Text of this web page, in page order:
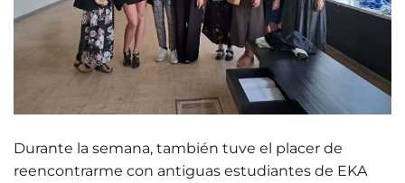
Durante la semana, también tuve el placer de
reencontrarme con antiguas estudiantes de EKA